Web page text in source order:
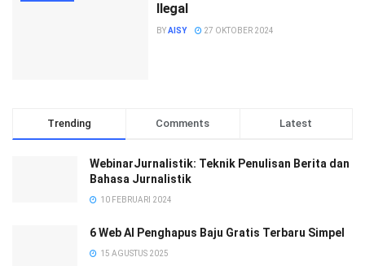
Ilegal
BYAISY 27 OKTOBER 2024
Trending Comments Latest
WebinarJurnalistik: Teknik Penulisan Berita dan
Bahasa Jurnalistik
10 FEBRUARI 2024
6 Web AI Penghapus Baju Gratis Terbaru Simpel
15 AGUSTUS 2025